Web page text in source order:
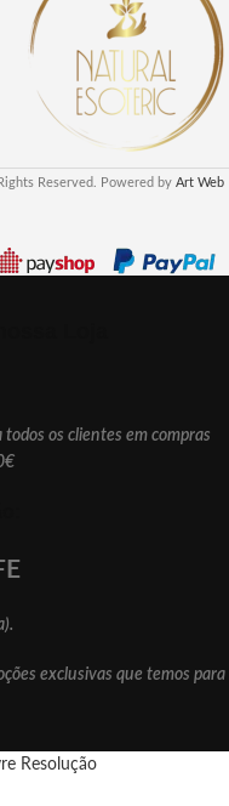
Reserved. Powered by Art Web
todos os clientes em compras
exclusivas que temos para
Resolução